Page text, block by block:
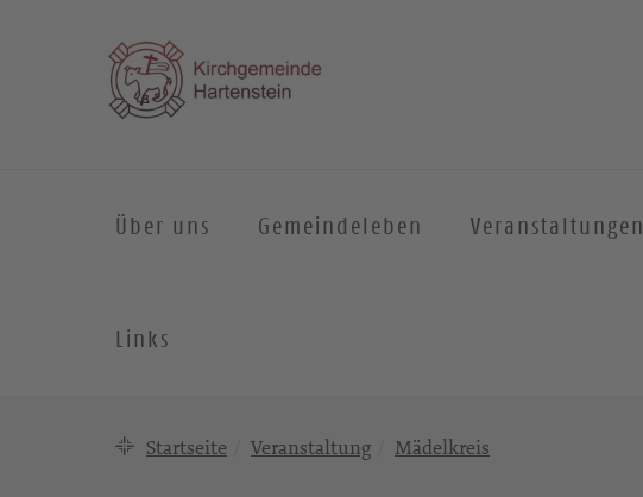
Über uns Gemeindeleben Veranstaltungen
Links
Startseite Veranstaltung Mädelkreis